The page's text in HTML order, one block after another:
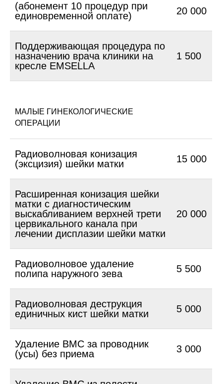
(абонемент 10 процедур при
единовременной оплате)
20 000
Поддерживающая процедура по
назначению врача клиники на
кресле EMSELLA
1 500
МАЛЫЕ ГИНЕКОЛОГИЧЕСКИЕ
ОПЕРАЦИИ
Радиоволновая конизация
(эксцизия) шейки матки
15 000
Расширенная конизация шейки
матки с диагностическим
выскабливанием верхней трети
цервикального канала при
лечении дисплазии шейки матки
20 000
Радиоволновое удаление
полипа наружного зева
5 500
Радиоволновая деструкция
единичных кист шейки матки
5 000
Удаление ВМС за проводник
(усы) без приема
3 000